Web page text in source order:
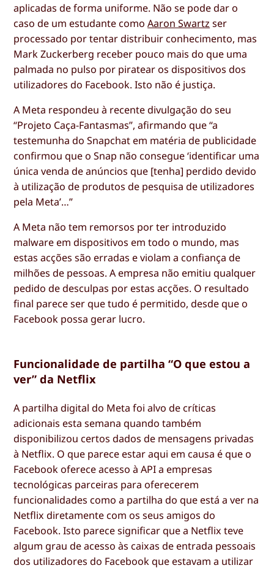
aplicadas de forma uniforme. Não se pode dar o
caso de um estudante comoAaron Swartz ser
processado por tentar distribuir conhecimento, mas
Mark Zuckerberg receber pouco mais do que uma
palmada no pulso por piratear os dispositivos dos
utilizadores do Facebook. Isto não é justiça.
A Meta respondeu à recente divulgação do seu
“Projeto Caça-Fantasmas”, afirmando que “a
testemunha do Snapchat em matéria de publicidade
confirmou que o Snap não consegue ‘identificar uma
única venda de anúncios que [tenha] perdido devido
à utilização de produtos de pesquisa de utilizadores
pela Meta’…”
A Meta não tem remorsos por ter introduzido
malware em dispositivos em todo o mundo, mas
estas acções são erradas e violam a confiança de
milhões de pessoas. A empresa não emitiu qualquer
pedido de desculpas por estas acções. O resultado
final parece ser que tudo é permitido, desde que o
Facebook possa gerar lucro.
Funcionalidade de partilha “O que estou a
ver” da Netflix
A partilha digital do Meta foi alvo de críticas
adicionais esta semana quando também
disponibilizou certos dados de mensagens privadas
à Netflix. O que parece estar aqui em causa é que o
Facebook oferece acesso à API a empresas
tecnológicas parceiras para oferecerem
funcionalidades como a partilha do que está a ver na
Netflix diretamente com os seus amigos do
Facebook. Isto parece significar que a Netflix teve
algum grau de acesso às caixas de entrada pessoais
dos utilizadores do Facebook que estavam a utilizar